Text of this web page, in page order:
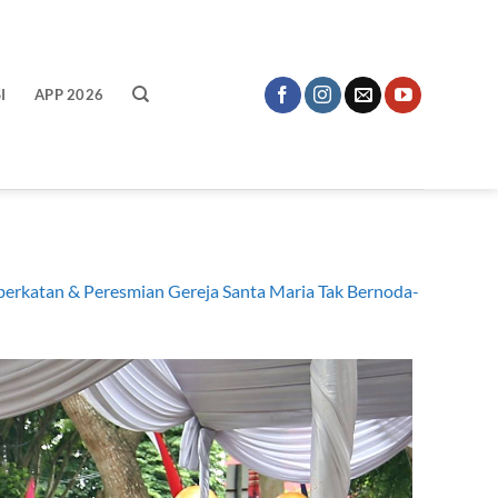
APP 2026
& Peresmian Gereja Santa Maria Tak Bernoda-